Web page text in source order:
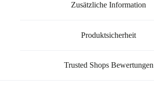
Zusätzliche Information
Produktsicherheit
Trusted Shops Bewertungen